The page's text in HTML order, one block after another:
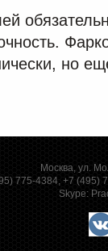
но
Москва, ул.
775-4384, +7 (495)
Skype: